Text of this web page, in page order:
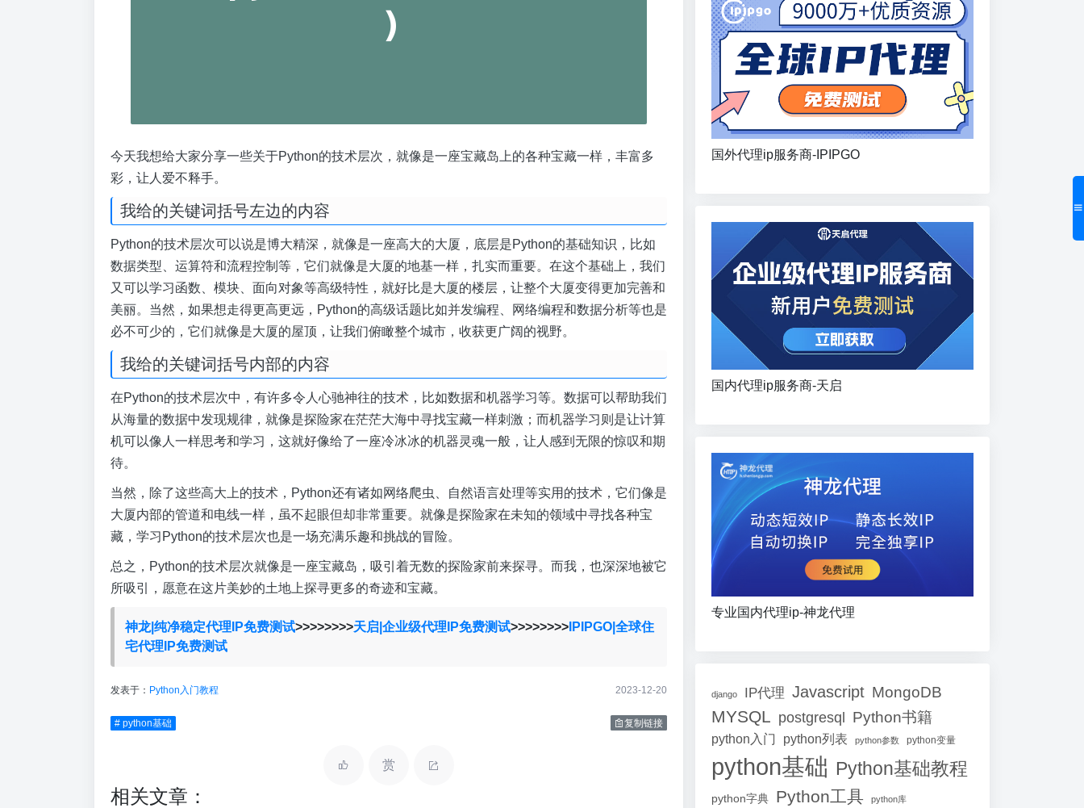
今天我想给大家分享一些关于Python的技术层次，就像是一座宝藏岛上的各种宝藏一样，丰富多
彩，让人爱不释手。
我给的关键词括号左边的内容
Python的技术层次可以说是博大精深，就像是一座高大的大厦，底层是Python的基础知识，比如
数据类型、运算符和流程控制等，它们就像是大厦的地基一样，扎实而重要。在这个基础上，我们
又可以学习函数、模块、面向对象等高级特性，就好比是大厦的楼层，让整个大厦变得更加完善和
美丽。当然，如果想走得更高更远，Python的高级话题比如并发编程、网络编程和数据分析等也是
必不可少的，它们就像是大厦的屋顶，让我们俯瞰整个城市，收获更广阔的视野。
我给的关键词括号内部的内容
在Python的技术层次中，有许多令人心驰神往的技术，比如数据和机器学习等。数据可以帮助我们
从海量的数据中发现规律，就像是探险家在茫茫大海中寻找宝藏一样刺激；而机器学习则是让计算
机可以像人一样思考和学习，这就好像给了一座冷冰冰的机器灵魂一般，让人感到无限的惊叹和期
待。
当然，除了这些高大上的技术，Python还有诸如网络爬虫、自然语言处理等实用的技术，它们像是
大厦内部的管道和电线一样，虽不起眼但却非常重要。就像是探险家在未知的领域中寻找各种宝
藏，学习Python的技术层次也是一场充满乐趣和挑战的冒险。
总之，Python的技术层次就像是一座宝藏岛，吸引着无数的探险家前来探寻。而我，也深深地被它
所吸引，愿意在这片美妙的土地上探寻更多的奇迹和宝藏。
神龙|纯净稳定代理IP免费测试>>>>>>>>天启|企业级代理IP免费测试>>>>>>>>IPIPGO|全球住
宅代理IP免费测试
发表于： Python入门教程 2023-12-20
# python基础 复制链接
赏
相关文章：
国外代理ip服务商-IPIPGO
国内代理ip服务商-天启
专业国内代理ip-神龙代理
django IP代理 Javascript MongoDB
MYSQL postgresql Python书籍
python入门 python列表 python参数 python变量
python基础 Python基础教程
python字典 Python工具 python库